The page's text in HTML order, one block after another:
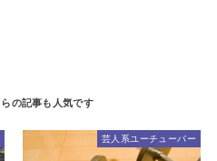
芸人系ユーチューバー